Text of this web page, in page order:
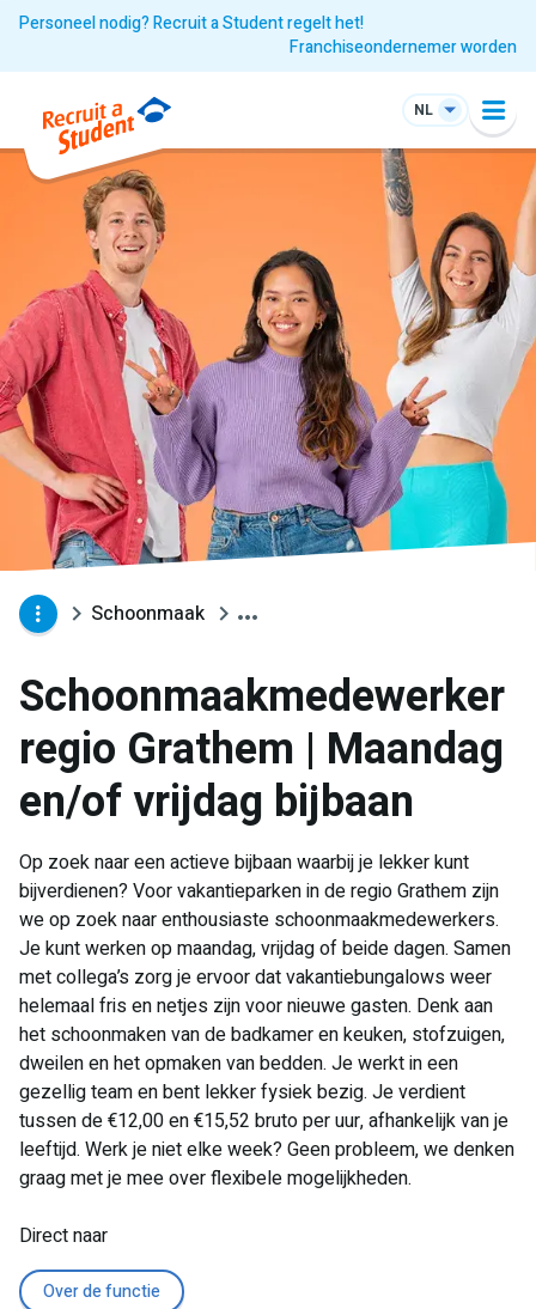
Personeel nodig? Recruit a Student regelt het!
Franchiseondernemer worden
NL
Schoonmaak
Schoonmaakmedewerker
regio Grathem | Maandag
en/of vrijdag bijbaan
Op zoek naar een actieve bijbaan waarbij je lekker kunt
bijverdienen? Voor vakantieparken in de regio Grathem zijn
we op zoek naar enthousiaste schoonmaakmedewerkers.
Je kunt werken op maandag, vrijdag of beide dagen. Samen
met collega’s zorg je ervoor dat vakantiebungalows weer
helemaal fris en netjes zijn voor nieuwe gasten. Denk aan
het schoonmaken van de badkamer en keuken, stofzuigen,
dweilen en het opmaken van bedden. Je werkt in een
gezellig team en bent lekker fysiek bezig. Je verdient
tussen de €12,00 en €15,52 bruto per uur, afhankelijk van je
leeftijd. Werk je niet elke week? Geen probleem, we denken
graag met je mee over flexibele mogelijkheden.
Direct naar
Over de functie